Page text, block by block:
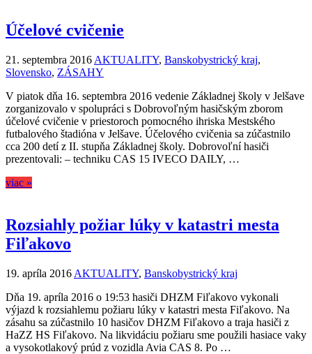
Účelové cvičenie
21. septembra 2016 AKTUALITY, Banskobystrický kraj,
Slovensko, ZÁSAHY
V piatok dňa 16. septembra 2016 vedenie Základnej školy v Jelšave
zorganizovalo v spolupráci s Dobrovoľným hasičským zborom
účelové cvičenie v priestoroch pomocného ihriska Mestského
futbalového štadióna v Jelšave. Účelového cvičenia sa zúčastnilo
cca 200 detí z II. stupňa Základnej školy. Dobrovoľní hasiči
prezentovali: – techniku CAS 15 IVECO DAILY, …
viac »
Rozsiahly požiar lúky v katastri mesta
Fiľakovo
19. apríla 2016 AKTUALITY, Banskobystrický kraj
Dňa 19. apríla 2016 o 19:53 hasiči DHZM Fiľakovo vykonali
výjazd k rozsiahlemu požiaru lúky v katastri mesta Fiľakovo. Na
zásahu sa zúčastnilo 10 hasičov DHZM Fiľakovo a traja hasiči z
HaZZ HS Fiľakovo. Na likvidáciu požiaru sme použili hasiace vaky
a vysokotlakový prúd z vozidla Avia CAS 8. Po …